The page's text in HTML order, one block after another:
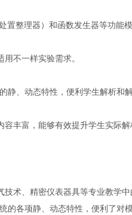
整理器）和函数发生器等功能模
不一样实验需求。
、动态特性，便利学生解析和解
丰富，能够有效提升学生实际解
技术、精密仪表器具等专业教学
的各项静、动态特性，便利了